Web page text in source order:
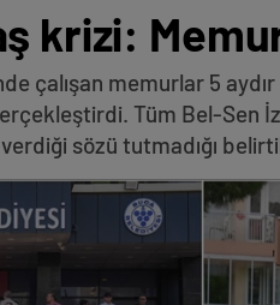
krizi:
çalışan memurlar 5
Tüm Bel-Sen
sözü tutmadığı